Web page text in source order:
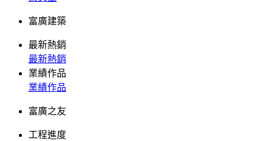
富廣建築
最新熱銷
最新熱銷
業績作品
業績作品
富廣之友
工程進度